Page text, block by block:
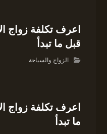
اعرف تكلفة زواج
قبل ما تبدأ
الزواج والسياحة
اعرف تكلفة زواج
ما تبدأ